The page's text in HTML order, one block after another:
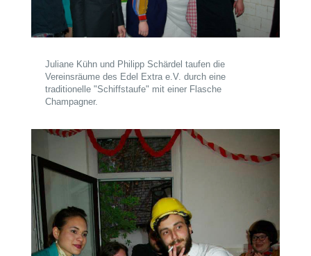
Juliane Kühn und Philipp Schärdel taufen die
Vereinsräume des Edel Extra e.V. durch eine
traditionelle "Schiffstaufe" mit einer Flasche
Champagner.